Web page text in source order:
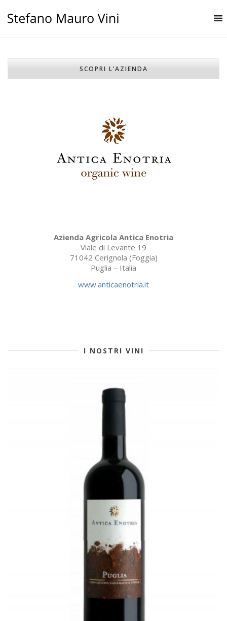
SCOPRI L’AZIENDA
Azienda Agricola Antica Enotria
Viale di Levante 19
71042 Cerignola (Foggia)
Puglia – Italia
www.anticaenotria.it
I NOSTRI VINI